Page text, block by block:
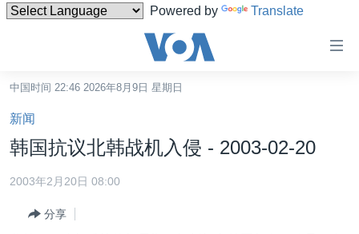
Powered by Translate
碍
链
接
跳
转
港澳
中国时间 22:46 2026年8月9日 星期日
新闻
韩国抗议北韩战机入侵 - 2003-02-20
2003年2月20日 08:00
分享